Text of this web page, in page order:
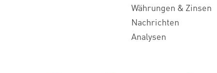
Währungen & Zinsen
Nachrichten
Analysen